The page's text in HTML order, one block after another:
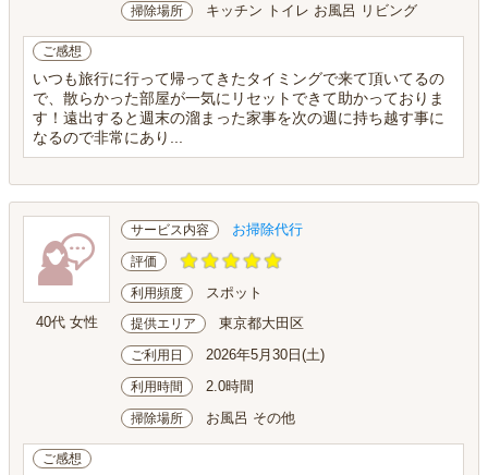
掃除場所 キッチン トイレ お風呂 リビング
ご感想
いつも旅行に行って帰ってきたタイミングで来て頂いてるの
で、散らかった部屋が一気にリセットできて助かっておりま
す！遠出すると週末の溜まった家事を次の週に持ち越す事に
なるので非常にあり...
40代 女性
サービス内容 お掃除代行
評価
利用頻度 スポット
提供エリア 東京都大田区
ご利用日 2026年5月30日(土)
利用時間 2.0時間
掃除場所 お風呂 その他
ご感想